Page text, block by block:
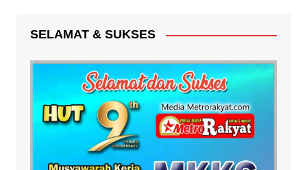
SELAMAT & SUKSES